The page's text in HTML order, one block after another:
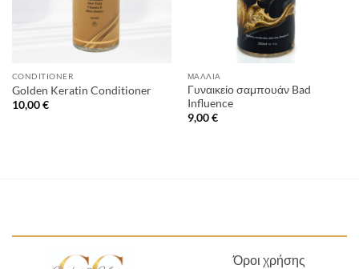
CONDITIONER
Golden Keratin Conditioner
10,00€
ΜΑΛΛΙΆ
Γυναικείο σαμπουάν Bad
Influence
9,00€
Όροι χρήσης